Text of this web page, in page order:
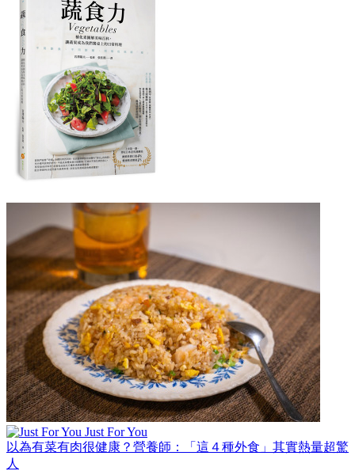
Just For You
以為有菜有肉很健康？營養師：「這４種外食」其實熱量超驚
人